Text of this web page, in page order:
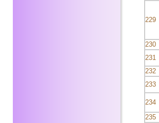
229
230
231
232
233
234
235